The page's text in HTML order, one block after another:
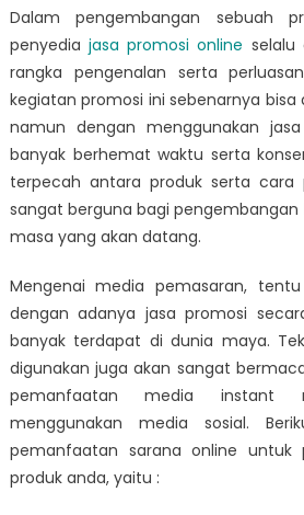
Dalam pengembangan sebuah
penyediajasa promosi online selalu
rangka pengenalan serta
kegiatan promosi ini sebenarnya bisa
namun dengan menggunakan
banyak berhemat waktu serta
terpecah antara produk serta cara
sangat berguna bagi pengembangan
masa yang akan datang.
Mengenai media pemasaran,
dengan adanya jasa promosi
banyak terdapat di dunia maya.
digunakan juga akan sangat
pemanfaatan media instant
menggunakan media sosial.
pemanfaatan sarana online untuk
produk anda, yaitu :